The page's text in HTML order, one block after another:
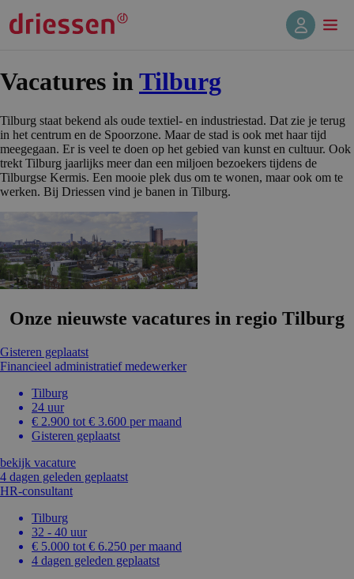
Vacatures inTilburg
Tilburg staat bekend als oude textiel- en industriestad. Dat zie je terug
in het centrum en de Spoorzone. Maar de stad is ook met haar tijd
meegegaan. Er is veel te doen op het gebied van kunst en cultuur. Ook
trekt Tilburg jaarlijks meer dan een miljoen bezoekers tijdens de
Tilburgse Kermis. Een mooie plek dus om te wonen, maar ook om te
werken. Bij Driessen vind je banen in Tilburg.
Onze nieuwste vacatures in regio Tilburg
Gisteren geplaatst
Financieel administratief medewerker
Tilburg
24 uur
€ 2.900 tot € 3.600 per maand
Gisteren geplaatst
bekijk vacature
4 dagen geleden geplaatst
HR-consultant
Tilburg
32 - 40 uur
€ 5.000 tot € 6.250 per maand
4 dagen geleden geplaatst